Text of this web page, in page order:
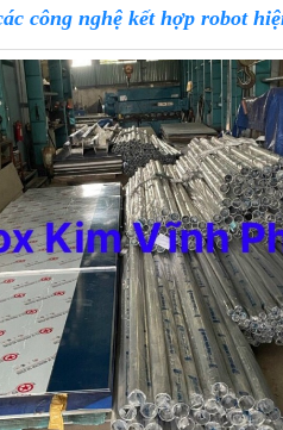
công nghệ kết hợp robot